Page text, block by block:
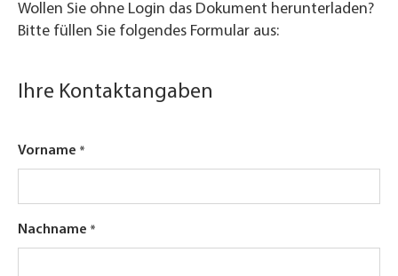
Wollen Sie ohne Login das Dokument herunterladen?
Bitte füllen Sie folgendes Formular aus:
Ihre Kontaktangaben
Vorname
Nachname